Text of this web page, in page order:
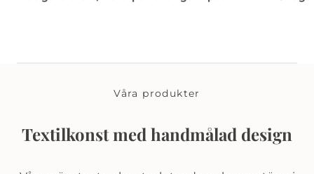
Våra produkter
Textilkonst med handmålad design